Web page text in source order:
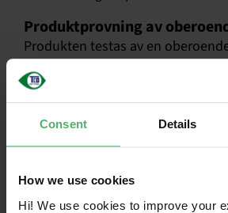
Consent Details
How we use cookies
Hi! We use cookies to improve your
Produktprovning av
Produkten testas av en
att säkerställa att den uppfyller
egenskaper krav i TCO Certified.
Oberoende fabrik granskning
ansvarsfull tillverkningen .
granskas oftare.